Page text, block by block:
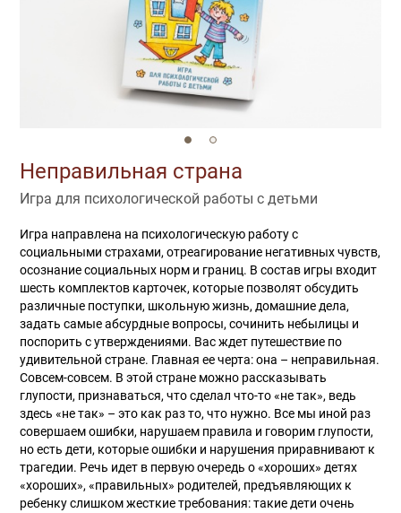
Неправильная страна
Игра для психологической работы с детьми
Игра направлена на психологическую работу с
социальными страхами, отреагирование негативных чувств,
осознание социальных норм и границ. В состав игры входит
шесть комплектов карточек, которые позволят обсудить
различные поступки, школьную жизнь, домашние дела,
задать самые абсурдные вопросы, сочинить небылицы и
поспорить с утверждениями. Вас ждет путешествие по
удивительной стране. Главная ее черта: она – неправильная.
Совсем-совсем. В этой стране можно рассказывать
глупости, признаваться, что сделал что-то «не так», ведь
здесь «не так» – это как раз то, что нужно. Все мы иной раз
совершаем ошибки, нарушаем правила и говорим глупости,
но есть дети, которые ошибки и нарушения приравнивают к
трагедии. Речь идет в первую очередь о «хороших» детях
«хороших», «правильных» родителей, предъявляющих к
ребенку слишком жесткие требования: такие дети очень